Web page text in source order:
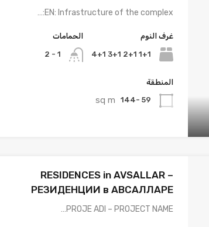
EN: Infrastructure of the complex:…
غرف النوم
1+1 2+1 3+1 4+1
الحمامات
1 - 2
المنطقة
59 -144
sq m
RESIDENCES in AVSALLAR –
РЕЗИДЕНЦИИ в АВСАЛЛАРЕ
PROJE ADI – PROJECT NAME…